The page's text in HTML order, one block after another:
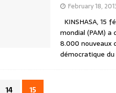
February 18,
KINSHASA, 15
mondial (PAM)
8.000 nouveaux
démocratique du
14 15